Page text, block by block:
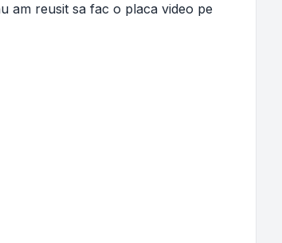
am reusit sa fac o placa video pe